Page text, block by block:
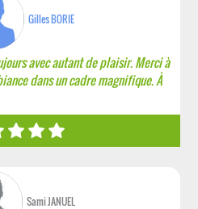
Gilles BORIE
avec autant de plaisir. Merci à
dans un cadre magnifique. À
Sami JANUEL